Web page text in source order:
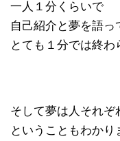
一人１分くらいで
自己紹介と夢を語っ
とても１分では終わ
そして夢は人それぞ
ということもわかり